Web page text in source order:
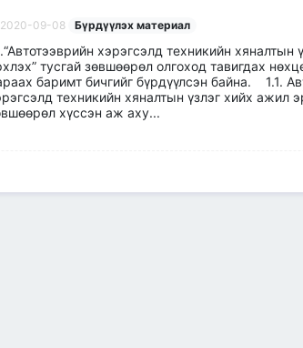
2020-09-08 Бүрдүүлэх материал
хэрэгсэлд техникийн хяналтын
тусгай зөвшөөрөл олгоход тавигдах
баримт бичгийг бүрдүүлсэн байна. 1.1.
техникийн хяналтын үзлэг хийх ажил
хүссэн аж аху...